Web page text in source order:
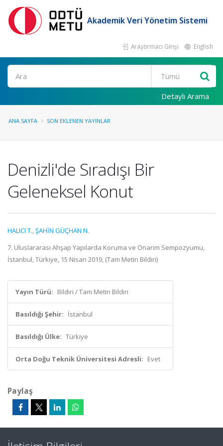
Akademik Veri Yönetim Sistemi
Araştırmacı Girişi English
Ara
Detaylı Arama
ANA SAYFA SON EKLENEN YAYINLAR
Denizli'de Sıradışı Bir
Geleneksel Konut
HALICI T.,ŞAHİN GÜÇHAN N.
7. Uluslararası Ahşap Yapılarda Koruma ve Onarım Sempozyumu,
İstanbul, Türkiye, 15 Nisan 2019, (Tam Metin Bildiri)
Yayın Türü: Bildiri / Tam Metin Bildiri
Basıldığı Şehir: İstanbul
Basıldığı Ülke: Türkiye
Orta Doğu Teknik Üniversitesi Adresli: Evet
Paylaş